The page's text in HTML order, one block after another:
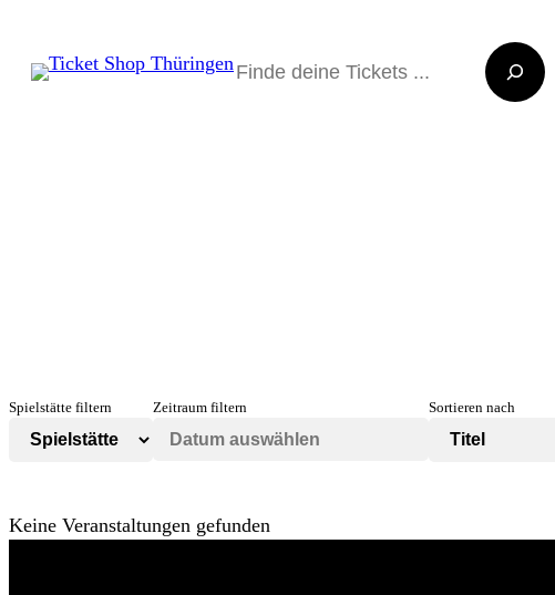
Inhalt
Spielstätte filtern Zeitraum filtern Sortieren nach
Keine Veranstaltungen gefunden